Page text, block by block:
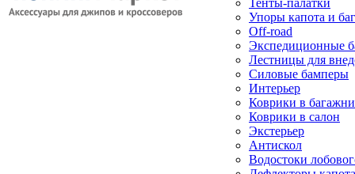
Тенты-палатки
Упоры капота и
Off-road
Экспедиционные
Лестницы для
Силовые бамперы
Интерьер
Коврики в
Коврики в салон
Экстерьер
Антискол
Водостоки